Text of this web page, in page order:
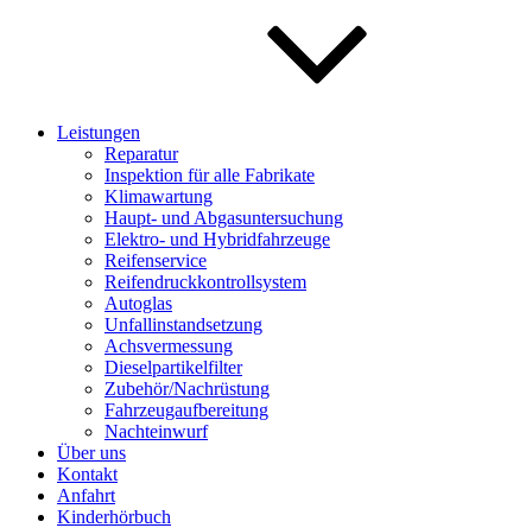
Leistungen
Reparatur
Inspektion für alle Fabrikate
Klimawartung
Haupt- und Abgasuntersuchung
Elektro- und Hybridfahrzeuge
Reifenservice
Reifendruckkontrollsystem
Autoglas
Unfallinstandsetzung
Achsvermessung
Dieselpartikelfilter
Zubehör/Nachrüstung
Fahrzeugaufbereitung
Nachteinwurf
Über uns
Kontakt
Anfahrt
Kinderhörbuch